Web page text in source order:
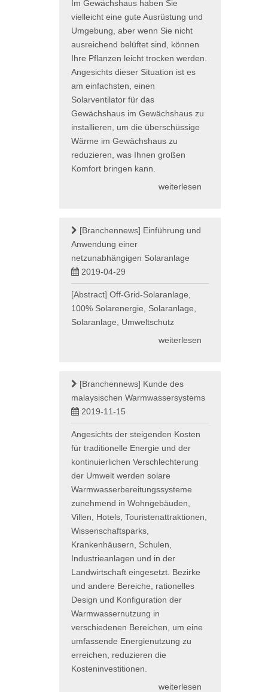
Im Gewächshaus haben Sie
vielleicht eine gute Ausrüstung und
Umgebung, aber wenn Sie nicht
ausreichend belüftet sind, können
Ihre Pflanzen leicht trocken werden.
Angesichts dieser Situation ist es
am einfachsten, einen
Solarventilator für das
Gewächshaus im Gewächshaus zu
installieren, um die überschüssige
Wärme im Gewächshaus zu
reduzieren, was Ihnen großen
Komfort bringen kann.
weiterlesen
[Branchennews] Einführung und
Anwendung einer
netzunabhängigen Solaranlage
2019-04-29
[Abstract] Off-Grid-Solaranlage,
100% Solarenergie, Solaranlage,
Solaranlage, Umweltschutz
weiterlesen
[Branchennews] Kunde des
malaysischen Warmwassersystems
2019-11-15
Angesichts der steigenden Kosten
für traditionelle Energie und der
kontinuierlichen Verschlechterung
der Umwelt werden solare
Warmwasserbereitungssysteme
zunehmend in Wohngebäuden,
Villen, Hotels, Touristenattraktionen,
Wissenschaftsparks,
Krankenhäusern, Schulen,
Industrieanlagen und in der
Landwirtschaft eingesetzt. Bezirke
und andere Bereiche, rationelles
Design und Konfiguration der
Warmwassernutzung in
verschiedenen Bereichen, um eine
umfassende Energienutzung zu
erreichen, reduzieren die
Kosteninvestitionen.
weiterlesen